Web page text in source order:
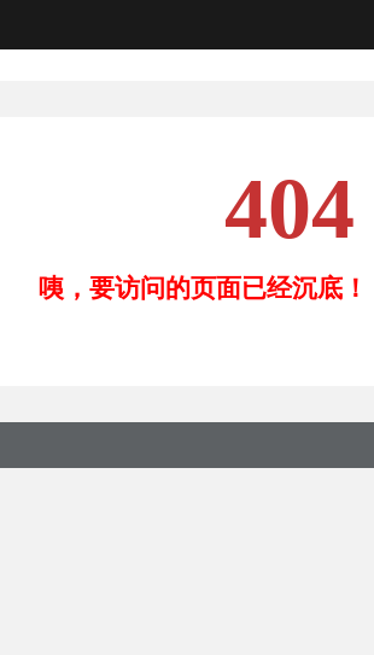
404
咦，要访问的页面已经沉底！